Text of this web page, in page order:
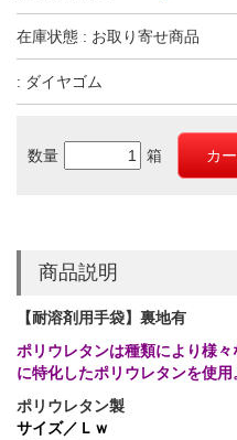
在庫状態 : お取り寄せ商品
: ダイヤゴム
数量 箱
商品説明
【耐溶剤用手袋】裏地有
ポリウレタンは種類により様
に特化したポリウレタンを使用
ポリウレタン製
サイズ／Ｌｗ